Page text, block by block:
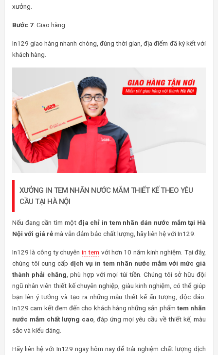
xưởng.
Bước 7: Giao hàng
In129 giao hàng nhanh chóng, đúng thời gian, địa điểm đã ký kết với
khách hàng.
XƯỞNG IN TEM NHÃN NƯỚC MẮM THIẾT KẾ THEO YÊU
CẦU TẠI HÀ NỘI
Nếu đang cần tìm một địa chỉ in tem nhãn dán nước mắm tại Hà
Nội với giá rẻmà vẫn đảm bảo chất lượng, hãy liên hệ với In129.
In129 là công ty chuyên in tem với hơn 10 năm kinh nghiệm. Tại đây,
chúng tôi cung cấp dịch vụ in tem nhãn nước mắm với mức giá
thành phải chăng , phù hợp với mọi túi tiền. Chúng tôi sở hữu đội
ngũ nhân viên thiết kế chuyên nghiệp, giàu kinh nghiệm, có thể giúp
bạn lên ý tưởng và tạo ra những mẫu thiết kế ấn tượng, độc đáo.
In129 cam kết đem đến cho khách hàng những sản phẩm tem nhãn
nước mắm chất lượng cao , đáp ứng mọi yêu cầu về thiết kế, màu
sắc và kiểu dáng.
Hãy liên hệ với In129 ngay hôm nay để trải nghiệm chất lượng dịch